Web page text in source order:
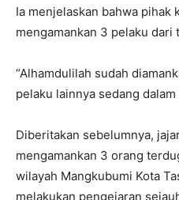
Ia menjelaskan bahwa pihak
mengamankan 3 pelaku dari
“Alhamdulilah sudah
pelaku lainnya sedang
Diberitakan sebelumnya,
mengamankan 3 orang
wilayah Mangkubumi Kota
melakukan pengejaran